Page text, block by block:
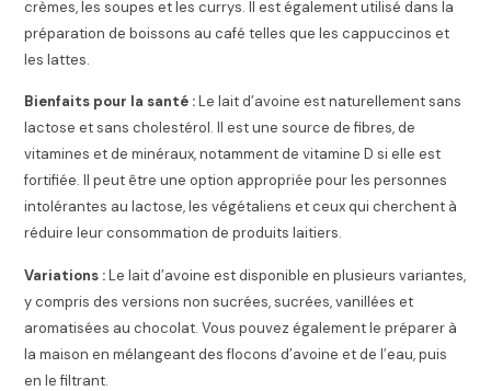
crèmes, les soupes et les currys. Il est également utilisé dans la
préparation de boissons au café telles que les cappuccinos et
les lattes.
Bienfaits pour la santé :Le lait d’avoine est naturellement sans
lactose et sans cholestérol. Il est une source de fibres, de
vitamines et de minéraux, notamment de vitamine D si elle est
fortifiée. Il peut être une option appropriée pour les personnes
intolérantes au lactose, les végétaliens et ceux qui cherchent à
réduire leur consommation de produits laitiers.
Variations :Le lait d’avoine est disponible en plusieurs variantes,
y compris des versions non sucrées, sucrées, vanillées et
aromatisées au chocolat. Vous pouvez également le préparer à
la maison en mélangeant des flocons d’avoine et de l’eau, puis
en le filtrant.